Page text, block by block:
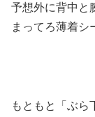
予想外に背中と
まってろ薄着シ
もともと「ぶ